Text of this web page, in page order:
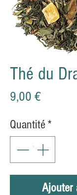
Thé du
9,00 €Prix
Quantité *
Ajouter